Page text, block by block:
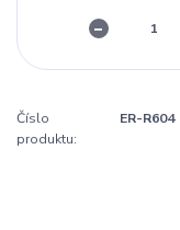
Číslo
produktu:
ER-R604